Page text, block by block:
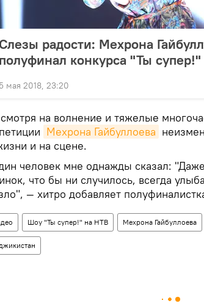
Слезы радости: Мехрона
полуфинал конкурса "Ты супер!"
5 мая 2018, 23:20
на волнение и тяжелые
Мехрона Гайбуллоева
и на сцене.
человек мне однажды сказал:
что бы ни случилось, всегда
— хитро добавляет
Шоу "Ты супер!" на НТВ Мехрона Гайбуллоева